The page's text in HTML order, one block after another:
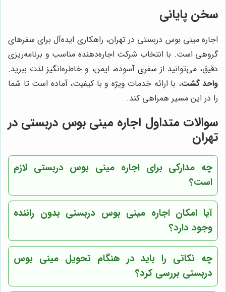
سخن پایانی
اجاره مینی بوس دربستی در تهران، راهکاری ایده‌آل برای سفرهای
گروهی است. با انتخاب شرکت اجاره‌دهنده مناسب و برنامه‌ریزی
دقیق، می‌توانید از سفری آسوده، ایمن، و خاطره‌انگیز لذت ببرید.
واحد گشت، با ارائه خدمات ویژه و با کیفیت، آماده است تا شما
را در این مسیر همراهی کند.
سوالات متداول اجاره مینی بوس دربستی در
تهران
چه مدارکی برای اجاره مینی بوس دربستی لازم
است؟
آیا امکان اجاره مینی بوس دربستی بدون راننده
وجود دارد؟
چه نکاتی را باید در هنگام تحویل مینی بوس
دربستی بررسی کرد؟